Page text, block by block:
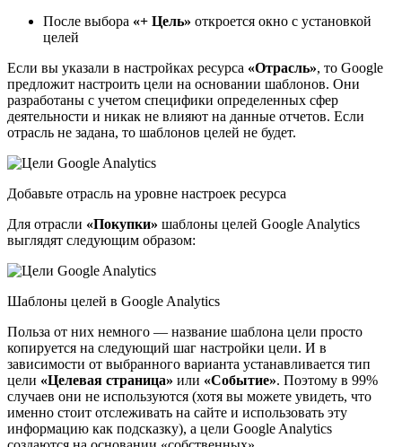
После выбора «+ Цель» откроется окно с установкой
целей
Если вы указали в настройках ресурса «Отрасль», то Google
предложит настроить цели на основании шаблонов. Они
разработаны с учетом специфики определенных сфер
деятельности и никак не влияют на данные отчетов. Если
отрасль не задана, то шаблонов целей не будет.
Добавьте отрасль на уровне настроек ресурса
Для отрасли «Покупки» шаблоны целей Google Analytics
выглядят следующим образом:
Шаблоны целей в Google Analytics
Польза от них немного — название шаблона цели просто
копируется на следующий шаг настройки цели. И в
зависимости от выбранного варианта устанавливается тип
цели «Целевая страница» или «Событие». Поэтому в 99%
случаев они не используются (хотя вы можете увидеть, что
именно стоит отслеживать на сайте и использовать эту
информацию как подсказку), а цели Google Analytics